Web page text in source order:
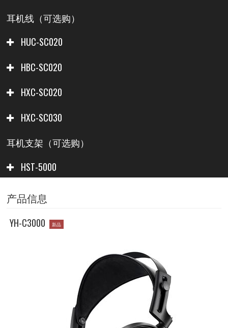
耳机线（可选购）
HUC-SC020
HBC-SC020
HXC-SC020
HXC-SC030
耳机支架（可选购）
HST-5000
产品信息
YH-C3000 新品